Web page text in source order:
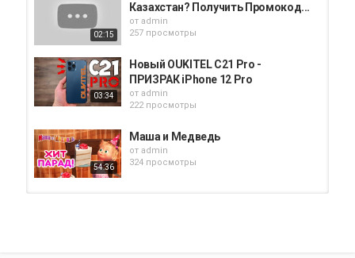
02:15
Казахстан? Получить Промокод...
от admin
257 просмотры
03:34
Новый OUKITEL C21 Pro -
ПРИЗРАК iPhone 12 Pro
от admin
222 просмотры
54:36
Маша и Медведь
от admin
324 просмотры